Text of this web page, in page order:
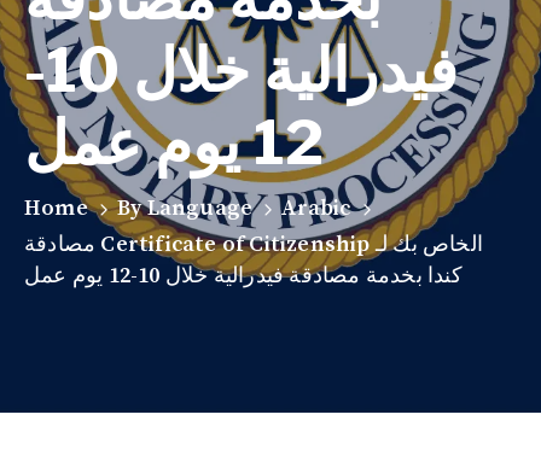
فيدرالية خلال 10-
12 يوم عمل
Home By Language
Arabic
مصادقة Certificate of Citizenship الخاص بك لـ
كندا بخدمة مصادقة فيدرالية خلال 10-12 يوم عمل